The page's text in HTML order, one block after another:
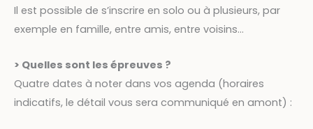
Il est possible de s’inscrire en solo ou à plusieurs, par
exemple en famille, entre amis, entre voisins…
> Quelles sont les épreuves ?
Quatre dates à noter dans vos agenda (horaires
indicatifs, le détail vous sera communiqué en amont) :